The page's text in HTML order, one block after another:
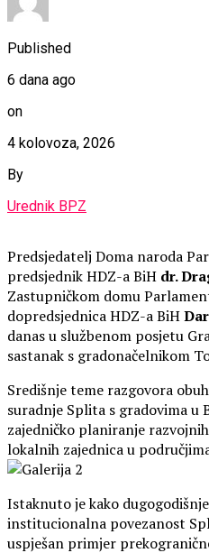
Published
6 dana ago
on
4 kolovoza, 2026
By
Urednik BPZ
Predsjedatelj Doma naroda
predsjednik HDZ-a BiH dr.
Zastupničkom domu
dopredsjednica HDZ-a BiH
danas u službenom posjetu
sastanak s gradonačelnikom
Središnje teme razgovora
suradnje Splita s gradovima u
zajedničko planiranje
lokalnih zajednica u
Istaknuto je kako
institucionalna povezanost
uspješan primjer